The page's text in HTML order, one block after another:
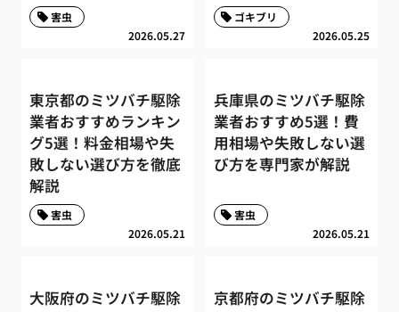
2026.05.27
害虫
2026.05.25
ゴキブリ
東京都のミツバチ駆除
業者おすすめランキン
グ5選！料金相場や失
敗しない選び方を徹底
解説
2026.05.21
害虫
兵庫県のミツバチ駆除
業者おすすめ5選！費
用相場や失敗しない選
び方を専門家が解説
2026.05.21
害虫
大阪府のミツバチ駆除
京都府のミツバチ駆除